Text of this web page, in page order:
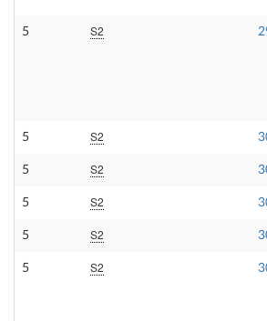
5 S2
5 S2
5 S2
5 S2
5 S2
5 S2